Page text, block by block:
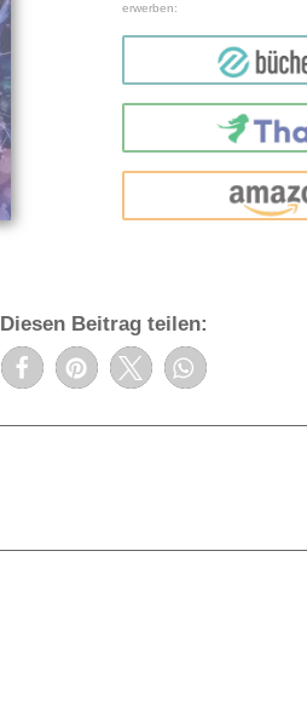
erwerben:
Thalia
Diesen Beitrag teilen: